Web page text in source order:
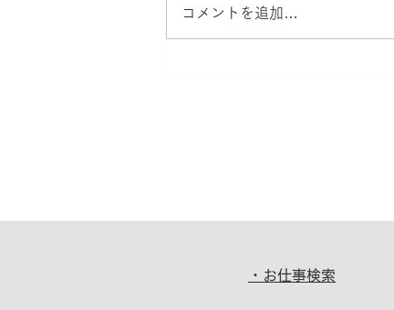
コメントを追加…
・お仕事検索